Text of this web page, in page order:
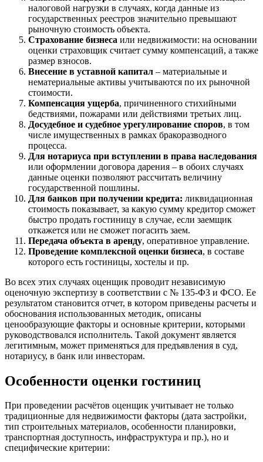
налоговой нагрузки в случаях, когда данные из
государственных реестров значительно превышают
рыночную стоимость объекта.
Страхование бизнеса или недвижимости: на основании
оценки страховщик считает сумму компенсаций, а также
размер взносов.
Внесение в уставной капитал – материальные и
нематериальные активы учитываются по их рыночной
стоимости.
Компенсация ущерба, причиненного стихийными
бедствиями, пожарами или действиями третьих лиц.
Досудебное и судебное урегулирование споров, в том
числе имущественных в рамках бракоразводного
процесса.
Для нотариуса при вступлении в права наследования
или оформлении договора дарения – в обоих случаях
данные оценки позволяют рассчитать величину
государственной пошлины.
Для банков при получении кредита: ликвидационная
стоимость показывает, за какую сумму кредитор сможет
быстро продать гостиницу в случае, если заемщик
откажется или не сможет погасить заем.
Передача объекта в аренду, оперативное управление.
Проведение комплексной оценки бизнеса, в составе
которого есть гостиницы, хостелы и пр.
Во всех этих случаях оценщик проводит независимую
оценочную экспертизу в соответствии с № 135-ФЗ и ФСО. Ее
результатом становится отчет, в котором приведены расчеты и
обоснования использованных методик, описаны
ценообразующие факторы и основные критерии, которыми
руководствовался исполнитель. Такой документ является
легитимным, может применяться для предъявления в суд,
нотариусу, в банк или инвесторам.
Особенности оценки гостиниц
При проведении расчётов оценщик учитывает не только
традиционные для недвижимости факторы (дата застройки,
тип строительных материалов, особенности планировки,
транспортная доступность, инфраструктура и пр.), но и
специфические критерии:
Бронницы
Брянск
Бугульма
Бугуруслан
Бузулук
Буйнакск
Бутурлиновка
Валдай
Валуйки
Великие Луки
Великий Новгород
Великий Устюг
Вельск
Верещагино
Верхний Уфалей
Верхняя Пышма
Верхняя Салда
Владивосток
Владикавказ
Владимир
Волгоград
Волгодонск
Волжск
Волжский
Волоколамск
Волосово
Волхов
Вольск
Воркута
Воронеж